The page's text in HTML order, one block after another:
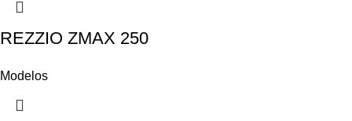
REZZIO ZMAX 250
Modelos